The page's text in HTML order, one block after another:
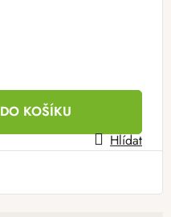
DO KOŠÍKU
Hlídat